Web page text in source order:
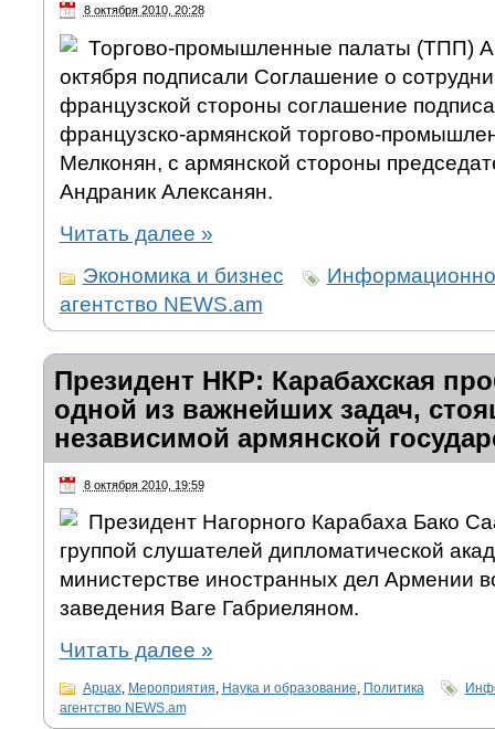
8 октября 2010, 20:28
Торгово-промышленные палаты (ТПП)
октября подписали Соглашение о
французской стороны соглашение
французско-армянской торгово-
Мелконян, с армянской стороны
Андраник Алексанян.
Читать далее »
Экономика и бизнес
агентство NEWS.am
Президент НКР: Карабахская
одной из важнейших задач,
независимой армянской
8 октября 2010, 19:59
Президент Нагорного Карабаха Бако
группой слушателей дипломатической
министерстве иностранных дел Армении
заведения Ваге Габриеляном.
Читать далее »
Арцах, Мероприятия, Наука и образование, Политика
агентство NEWS.am